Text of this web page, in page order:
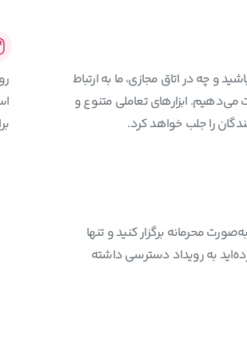
و چه در اتاق مجازی، ما به ارتباط
می‌دهیم. ابزارهای تعاملی متنوع و
را جلب خواهد کرد.
محرمانه برگزار کنید و تنها
به رویداد دسترسی داشته